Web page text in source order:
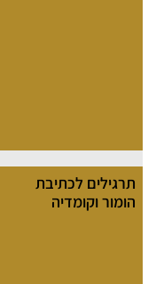
תרגילים לכתיבת
הומור וקומדיה